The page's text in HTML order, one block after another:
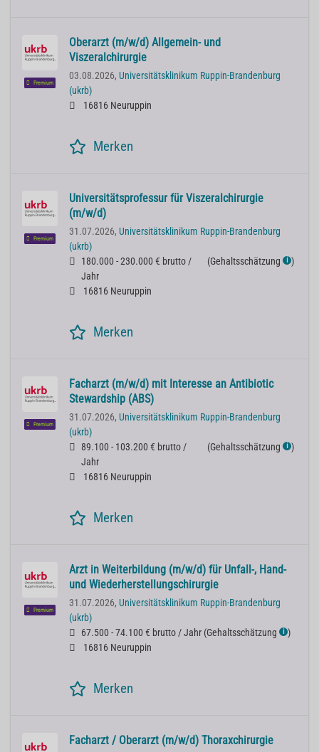
Premium
Oberarzt (m/w/d) Allgemein- und
Viszeralchirurgie
03.08.2026, Universitätsklinikum Ruppin-Brandenburg
(ukrb)
16816 Neuruppin
Merken
Premium
Universitätsprofessur für Viszeralchirurgie
(m/w/d)
31.07.2026, Universitätsklinikum Ruppin-Brandenburg
(ukrb)
180.000 - 230.000 € brutto /
Jahr
(Gehaltsschätzung ℹ )
16816 Neuruppin
Merken
Premium
Facharzt (m/w/d) mit Interesse an Antibiotic
Stewardship (ABS)
31.07.2026, Universitätsklinikum Ruppin-Brandenburg
(ukrb)
89.100 - 103.200 € brutto /
Jahr
(Gehaltsschätzung ℹ )
16816 Neuruppin
Merken
Premium
Arzt in Weiterbildung (m/w/d) für Unfall-, Hand-
und Wiederherstellungschirurgie
31.07.2026, Universitätsklinikum Ruppin-Brandenburg
(ukrb)
67.500 - 74.100 € brutto / Jahr (Gehaltsschätzung ℹ )
16816 Neuruppin
Merken
Facharzt / Oberarzt (m/w/d) Thoraxchirurgie